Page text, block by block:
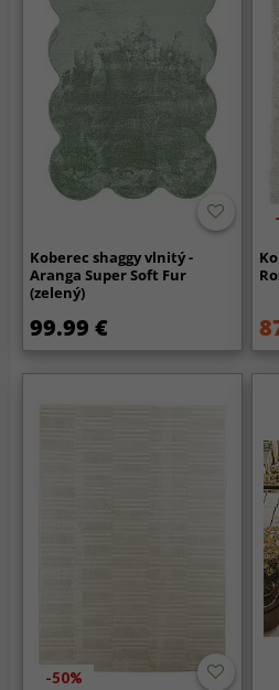
Koberec shaggy vlnitý -
Aranga Super Soft Fur
(zelený)
99.99 €
-50%